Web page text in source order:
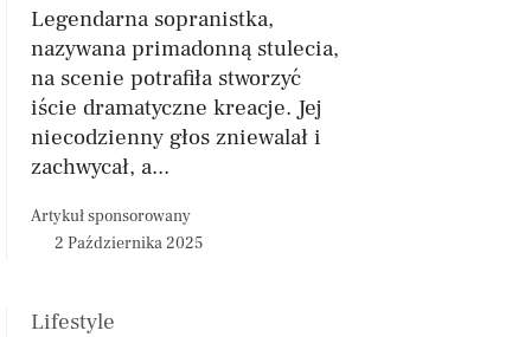
Legendarna sopranistka,
nazywana primadonną stulecia,
na scenie potrafiła stworzyć
iście dramatyczne kreacje. Jej
niecodzienny głos zniewalał i
zachwycał, a...
Artykuł sponsorowany
2 Października 2025
Lifestyle